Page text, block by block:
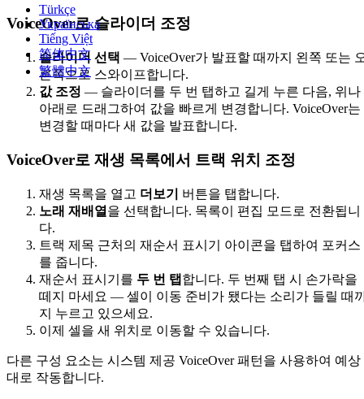
Türkçe
Українська
Tiếng Việt
简体中文
繁體中文
VoiceOver로 슬라이더 조정
슬라이더 선택 — VoiceOver가 발표할 때까지 왼쪽 또는
른쪽으로 스와이프합니다.
값 조정 — 슬라이더를 두 번 탭하고 길게 누른 다음, 위나
아래로 드래그하여 값을 빠르게 변경합니다. VoiceOver는
변경할 때마다 새 값을 발표합니다.
VoiceOver로 재생 목록에서 트랙 위치 조정
재생 목록을 열고 더보기
버튼을 탭합니다.
노래 재배열 을 선택합니다. 목록이 편집 모드로 전환됩니
다.
트랙 제목 근처의 재순서 표시기 아이콘을 탭하여 포커스
를 줍니다.
재순서 표시기를 두 번 탭 합니다. 두 번째 탭 시 손가락을
떼지 마세요 — 셀이 이동 준비가 됐다는 소리가 들릴 때
지 누르고 있으세요.
이제 셀을 새 위치로 이동할 수 있습니다.
다른 구성 요소는 시스템 제공 VoiceOver 패턴을 사용하여 예상
대로 작동합니다.